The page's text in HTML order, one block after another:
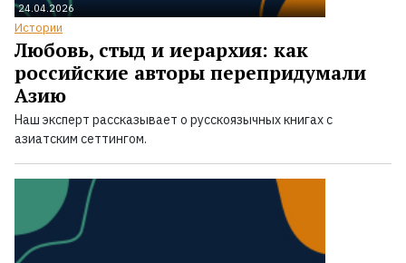
24.04.2026
Истории
Любовь, стыд и иерархия: как
российские авторы перепридумали
Азию
Наш эксперт рассказывает о русскоязычных книгах с
азиатским сеттингом.